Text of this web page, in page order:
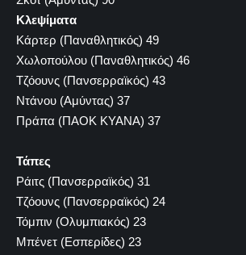
Κλεψίματα
Κάρτερ (Παναθλητικός) 49
Χωλοπούλου (Παναθλητικός) 46
Τζόουνς (Πανσερραϊκός) 43
Ντάνου (Αμύντας) 37
Πράπα (ΠΑΟΚ ΚΥΑΝΑ) 37
Τάπες
Ράιτς (Πανσερραϊκός) 31
Τζόουνς (Πανσερραϊκός) 24
Τόμπιν (Ολυμπιακός) 23
Μπένετ (Εσπερίδες) 23